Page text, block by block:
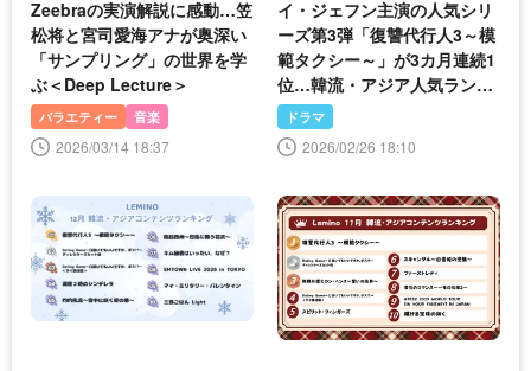
Zeebraの実演解説に感動…笠
松将と宮司愛海アナが奥深い
「サンプリング」の世界を学
ぶ＜Deep Lecture＞
バラエティー 音楽
2026/03/14 18:37
イ・ジェフン主演の人気シリ
ーズ第3弾「復讐代行人3～模
範タクシー～」が3カ月連続1
位…韓流・アジア人気ランキ
ング発表＜Lemino＞
ドラマ
2026/02/26 18:10